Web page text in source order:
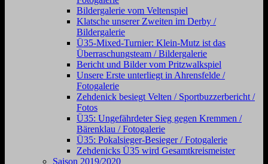
Bildergalerie vom Veltenspiel
Klatsche unserer Zweiten im Derby /
Bildergalerie
Ü35-Mixed-Turnier: Klein-Mutz ist das
Überraschungsteam / Bildergalerie
Bericht und Bilder vom Pritzwalkspiel
Unsere Erste unterliegt in Ahrensfelde /
Fotogalerie
Zehdenick besiegt Velten / Sportbuzzerbericht /
Fotos
Ü35: Ungefährdeter Sieg gegen Kremmen /
Bärenklau / Fotogalerie
Ü35: Pokalsieger-Besieger / Fotogalerie
Zehdenicks Ü35 wird Gesamtkreismeister
Saison 2019/2020